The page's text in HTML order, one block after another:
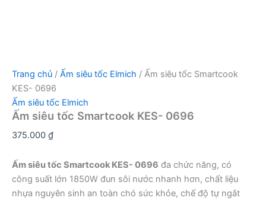
Trang chủ / Ấm siêu tốc Elmich / Ấm siêu tốc Smartcook
KES- 0696
Ấm siêu tốc Elmich
Ấm siêu tốc Smartcook KES- 0696
375.000 ₫
Ấm siêu tốc Smartcook KES- 0696 đa chức năng, có
công suất lớn 1850W đun sôi nước nhanh hơn, chất liệu
nhựa nguyên sinh an toàn chó sức khỏe, chế độ tự ngắt